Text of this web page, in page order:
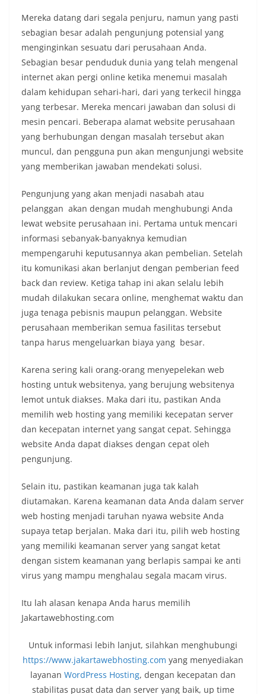
Mereka datang dari segala penjuru, namun yang pasti
sebagian besar adalah pengunjung potensial yang
menginginkan sesuatu dari perusahaan Anda.
Sebagian besar penduduk dunia yang telah mengenal
internet akan pergi online ketika menemui masalah
dalam kehidupan sehari-hari, dari yang terkecil hingga
yang terbesar. Mereka mencari jawaban dan solusi di
mesin pencari. Beberapa alamat website perusahaan
yang berhubungan dengan masalah tersebut akan
muncul, dan pengguna pun akan mengunjungi website
yang memberikan jawaban mendekati solusi.
Pengunjung yang akan menjadi nasabah atau
pelanggan akan dengan mudah menghubungi Anda
lewat website perusahaan ini. Pertama untuk mencari
informasi sebanyak-banyaknya kemudian
mempengaruhi keputusannya akan pembelian. Setelah
itu komunikasi akan berlanjut dengan pemberian feed
back dan review. Ketiga tahap ini akan selalu lebih
mudah dilakukan secara online, menghemat waktu dan
juga tenaga pebisnis maupun pelanggan. Website
perusahaan memberikan semua fasilitas tersebut
tanpa harus mengeluarkan biaya yang besar.
Karena sering kali orang-orang menyepelekan web
hosting untuk websitenya, yang berujung websitenya
lemot untuk diakses. Maka dari itu, pastikan Anda
memilih web hosting yang memiliki kecepatan server
dan kecepatan internet yang sangat cepat. Sehingga
website Anda dapat diakses dengan cepat oleh
pengunjung.
Selain itu, pastikan keamanan juga tak kalah
diutamakan. Karena keamanan data Anda dalam server
web hosting menjadi taruhan nyawa website Anda
supaya tetap berjalan. Maka dari itu, pilih web hosting
yang memiliki keamanan server yang sangat ketat
dengan sistem keamanan yang berlapis sampai ke anti
virus yang mampu menghalau segala macam virus.
Itu lah alasan kenapa Anda harus memilih
Jakartawebhosting.com
Untuk informasi lebih lanjut, silahkan menghubungi
https://www.jakartawebhosting.com yang menyediakan
layanan WordPress Hosting, dengan kecepatan dan
stabilitas pusat data dan server yang baik, up time